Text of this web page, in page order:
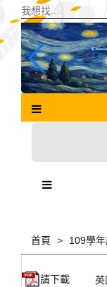
主
首頁 109學
請下載
英